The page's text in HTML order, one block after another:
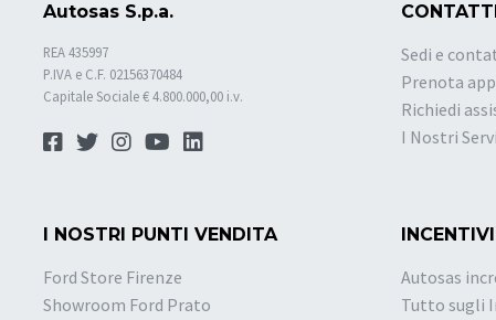
Autosas S.p.a.
REA 435997
P.IVA e C.F. 02156370484
Capitale Sociale € 4.800.000,00 i.v.
Sedi e
Prenota
Richiedi
I Nostri
I NOSTRI PUNTI VENDITA
Ford Store Firenze
Showroom Ford Prato
Autosas
Tutto sugli